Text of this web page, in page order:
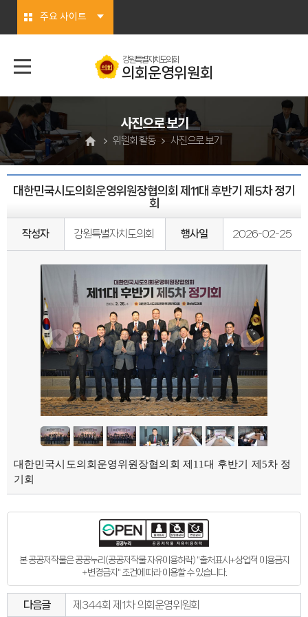
주요 사이트
강원특별자치도의회
의회운영위원회
사진으로 보기
위원회 활동 사진으로 보기
대한민국시도의회운영위원장협의회 제11대 후반기 제5차 정기
회
작성자 강원특별자치도의회 행사일 2026-02-25
대한민국시도의회운영위원장협의회 제11대 후반기 제5차 정
기회
본 공공저작물은 공공누리(공공저작물 자유이용허락) "출처표시+상업적 이용금지
+변경금지" 조건에 따라 이용할 수 있습니다.
다음글 제344회 제1차 의회운영위원회